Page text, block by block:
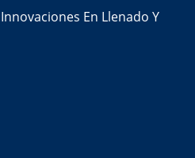
En Llenado Y